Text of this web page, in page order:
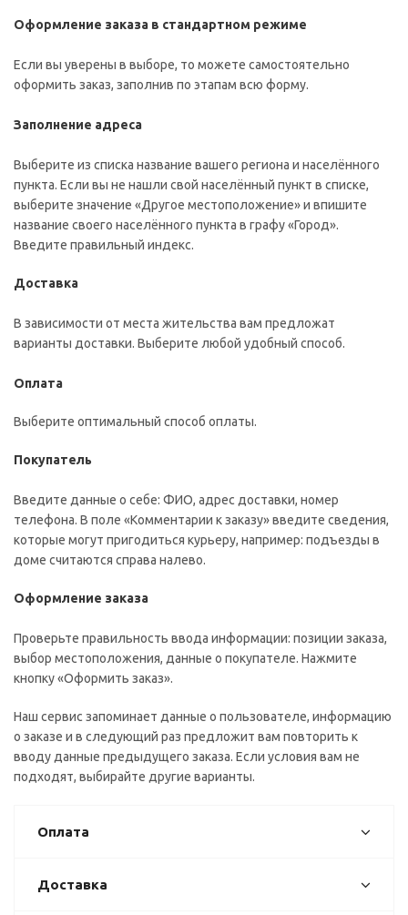
Оформление заказа в стандартном режиме
Если вы уверены в выборе, то можете самостоятельно
оформить заказ, заполнив по этапам всю форму.
Заполнение адреса
Выберите из списка название вашего региона и населённого
пункта. Если вы не нашли свой населённый пункт в списке,
выберите значение «Другое местоположение» и впишите
название своего населённого пункта в графу «Город».
Введите правильный индекс.
Доставка
В зависимости от места жительства вам предложат
варианты доставки. Выберите любой удобный способ.
Оплата
Выберите оптимальный способ оплаты.
Покупатель
Введите данные о себе: ФИО, адрес доставки, номер
телефона. В поле «Комментарии к заказу» введите сведения,
которые могут пригодиться курьеру, например: подъезды в
доме считаются справа налево.
Оформление заказа
Проверьте правильность ввода информации: позиции заказа,
выбор местоположения, данные о покупателе. Нажмите
кнопку «Оформить заказ».
Наш сервис запоминает данные о пользователе, информацию
о заказе и в следующий раз предложит вам повторить к
вводу данные предыдущего заказа. Если условия вам не
подходят, выбирайте другие варианты.
Оплата
Доставка